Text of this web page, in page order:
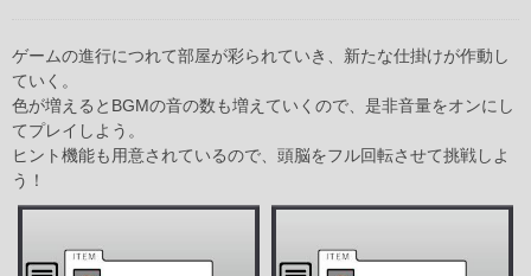
ゲームの進行につれて部屋が彩られていき、新たな仕掛けが作動し
ていく。
色が増えるとBGMの音の数も増えていくので、是非音量をオンにし
てプレイしよう。
ヒント機能も用意されているので、頭脳をフル回転させて挑戦しよ
う！